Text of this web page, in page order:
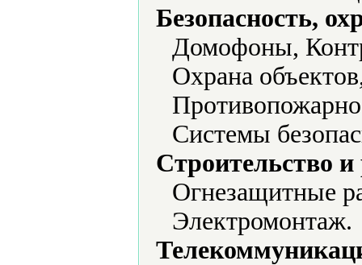
Безопасность,
Домофоны,
Охрана
Системы
Строительство
Огнезащитные
Электромонтаж.